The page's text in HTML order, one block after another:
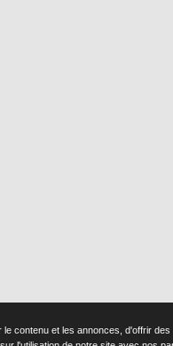
contenu et les annonces, d'offrir